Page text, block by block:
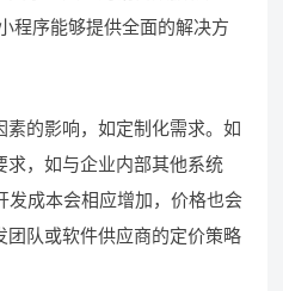
程序能够提供全面的解决方
的影响，如定制化需求。如
求，如与企业内部其他系统
发成本会相应增加，价格也会
队或软件供应商的定价策略